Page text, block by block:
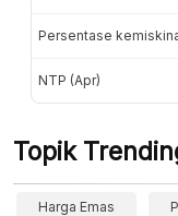
Persentase
NTP (Apr)
Topik
Harga Emas